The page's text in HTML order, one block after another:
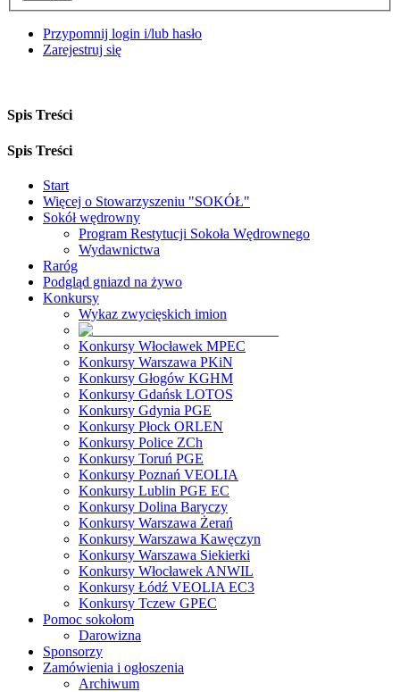
Przypomnij login i/lub hasło
Zarejestruj się
Spis Treści
Spis Treści
Start
Więcej o Stowarzyszeniu "SOKÓŁ"
Sokół wędrowny
Program Restytucji Sokoła Wędrownego
Wydawnictwa
Raróg
Podgląd gniazd na żywo
Konkursy
Wykaz zwycięskich imion
Konkursy Włocławek MPEC
Konkursy Warszawa PKiN
Konkursy Głogów KGHM
Konkursy Gdańsk LOTOS
Konkursy Gdynia PGE
Konkursy Płock ORLEN
Konkursy Police ZCh
Konkursy Toruń PGE
Konkursy Poznań VEOLIA
Konkursy Lublin PGE EC
Konkursy Dolina Baryczy
Konkursy Warszawa Żerań
Konkursy Warszawa Kawęczyn
Konkursy Warszawa Siekierki
Konkursy Włocławek ANWIL
Konkursy Łódź VEOLIA EC3
Konkursy Tczew GPEC
Pomoc sokołom
Darowizna
Sponsorzy
Zamówienia i ogłoszenia
Archiwum